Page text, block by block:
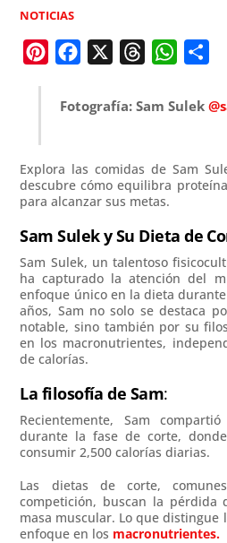
NOTICIAS
r
e
c
o
o
r
d
s
W
a
A
m
r
i
Fotografía: Sam Sulek
Explora las comidas de Sam
descubre cómo equilibra
para alcanzar sus metas.
Sam Sulek y Su Dieta de
Sam Sulek, un talentoso
ha capturado la atención del
enfoque único en la dieta
años, Sam no solo se destaca
notable, sino también por su
en los macronutrientes,
de calorías.
La filosofía de Sam:
Recientemente, Sam
durante la fase de corte,
consumir 2,500 calorías diarias.
Las dietas de corte,
competición, buscan la pérdida
masa muscular. Lo que distingue
enfoque en los macronutrientes.